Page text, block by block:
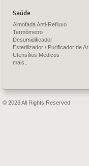
Saúde
Almofada Anti-Refluxo
Termômetro
Desumidificador
Esterilizador / Purificador de Ar
Utensílios Médicos
mais..
© 2026 All Rights Reserved.